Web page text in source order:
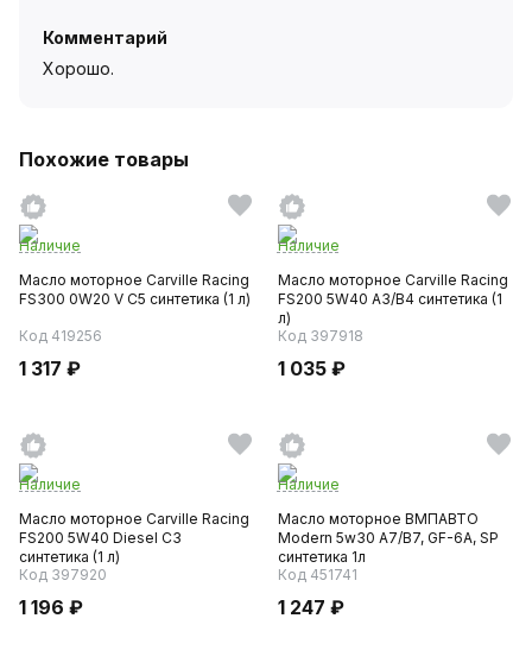
Комментарий
Хорошо.
Похожие товары
Наличие
Масло моторное Carville Racing
FS300 0W20 V C5 синтетика (1 л)
Код 419256
1 317 ₽
Наличие
Масло моторное Carville Racing
FS200 5W40 A3/B4 синтетика (1
л)
Код 397918
1 035 ₽
Наличие
Масло моторное Carville Racing
FS200 5W40 Diesel C3
синтетика (1 л)
Код 397920
1 196 ₽
Наличие
Масло моторное ВМПАВТО
Modern 5w30 A7/B7, GF-6A, SP
синтетика 1л
Код 451741
1 247 ₽